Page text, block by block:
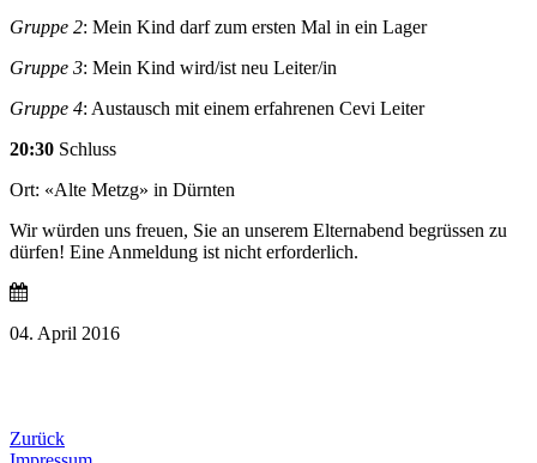
Gruppe 2: Mein Kind darf zum ersten Mal in ein Lager
Gruppe 3: Mein Kind wird/ist neu Leiter/in
Gruppe 4: Austausch mit einem erfahrenen Cevi Leiter
20:30 Schluss
Ort: «Alte Metzg» in Dürnten
Wir würden uns freuen, Sie an unserem Elternabend begrüssen zu
dürfen! Eine Anmeldung ist nicht erforderlich.
04. April 2016
Zurück